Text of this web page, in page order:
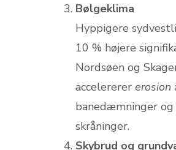
Bølgeklima
Hyppigere
10 % højere
Nordsøen og
accelererer erosion
banedæmninger
skråninger.
Skybrud og